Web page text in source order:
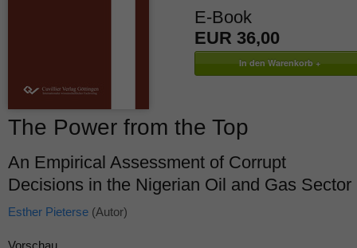
E-Book
EUR 36,00
The Power from the Top
An Empirical Assessment of Corrupt
Decisions in the Nigerian Oil and Gas Sector
Esther Pieterse (Autor)